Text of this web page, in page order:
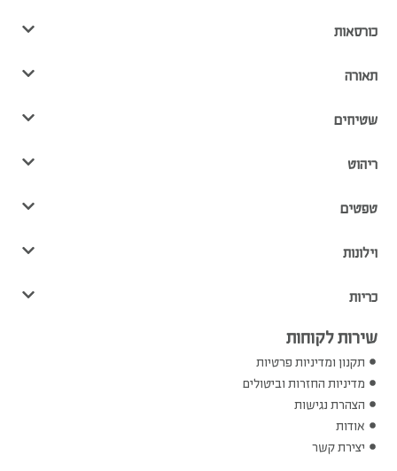
כורסאות
תאורה
שטיחים
ריהוט
טפטים
וילונות
כריות
שירות לקוחות
תקנון ומדיניות פרטיות
מדיניות החזרות וביטולים
הצהרת נגישות
אודות
יצירת קשר